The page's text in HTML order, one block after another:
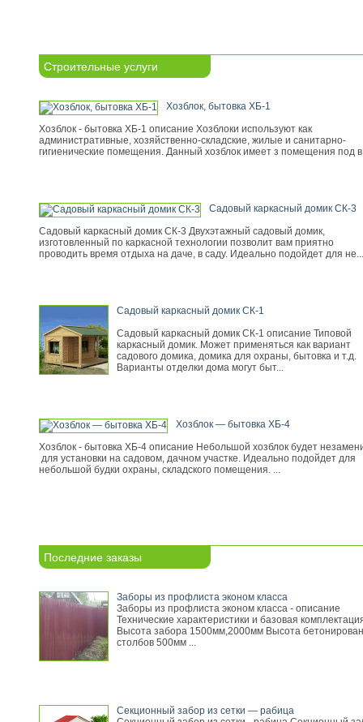
Строительные услуги
Хозблок, бытовка ХБ-1
Хозблок - бытовка ХБ-1 описание Хозблоки используют как
административные, хозяйственно-складские, жилые и санитарно-
гигиенические помещения. Данный хозблок имеет з помещения под
Садовый каркасный домик СК-3
Садовый каркасный домик СК-3 Двухэтажный садовый домик,
изготовленный по каркасной технологии позволит вам приятно
проводить время отдыха на даче, в саду. Идеально подойдет для не...
Садовый каркасный домик СК-1
Садовый каркасный домик СК-1 описание Типовой
каркасный домик. Может применяться как вариант
садового домика, домика для охраны, бытовка и т.д.
Варианты отделки дома могут быт...
Хозблок — бытовка ХБ-4
Хозблок - бытовка ХБ-4 описание Небольшой хозблок будет
для установки на садовом, дачном участке. Идеально подойдет для
небольшой будки охраны, складского помещения. ...
Последние заказы
Заборы из профлиста эконом класса
Заборы из профлиста эконом класса - описание
Технические характеристики и базовая
Высота забора 1500мм,2000мм Высота
столбов 500мм ...
Секционный забор из сетки — рабица